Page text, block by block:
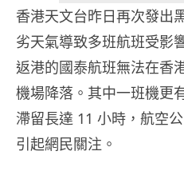
香港天文台昨日再次發出
劣天氣導致多班航班受影
返港的國泰航班無法在香
機場降落。其中一班機更
滯留長達 11 小時，航空
引起網民關注。